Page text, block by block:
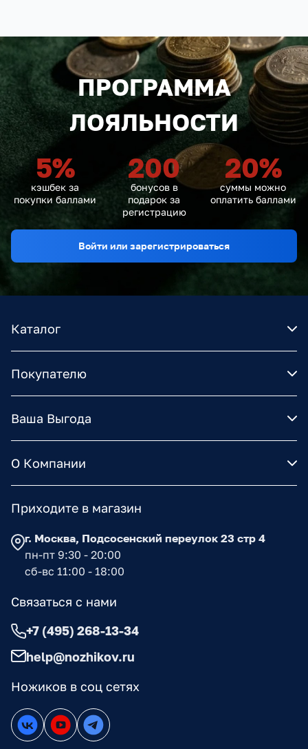
ПРОГРАММА
ЛОЯЛЬНОСТИ
5%
кэшбек за
покупки баллами
200
бонусов в
подарок за
регистрацию
20%
суммы можно
оплатить баллами
Войти или зарегистрироваться
Каталог
Покупателю
Ваша Выгода
О Компании
Ножиков в соц сетях
Приходите в магазин
г. Москва, Подсосенский переулок 23 стр 4
пн-пт 9:30 - 20:00
сб-вс 11:00 - 18:00
Связаться с нами
+7 (495) 268-13-34
help@nozhikov.ru